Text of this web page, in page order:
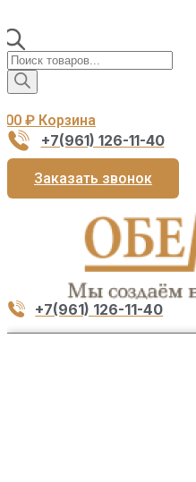
Поиск
товаров
₽ Корзина
+7(961) 126-11-40
Заказать звонок
+7(961) 126-11-40